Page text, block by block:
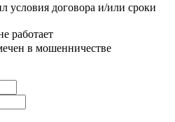
условия договора и/или сроки
работает
в мошенничестве